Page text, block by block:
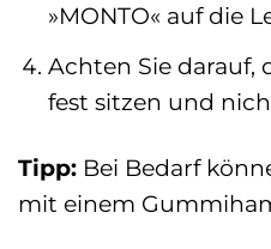
»MONTO« auf die
Achten Sie darauf,
fest sitzen und
Tipp: Bei Bedarf
mit einem